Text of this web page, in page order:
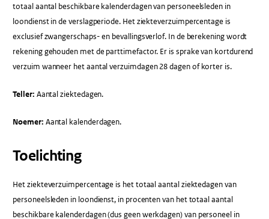
totaal aantal beschikbare kalenderdagen van personeelsleden in
loondienst in de verslagperiode. Het ziekteverzuimpercentage is
exclusief zwangerschaps- en bevallingsverlof. In de berekening wordt
rekening gehouden met de parttimefactor. Er is sprake van kortdurend
verzuim wanneer het aantal verzuimdagen 28 dagen of korter is.
Teller: Aantal ziektedagen.
Noemer: Aantal kalenderdagen.
Toelichting
Het ziekteverzuimpercentage is het totaal aantal ziektedagen van
personeelsleden in loondienst, in procenten van het totaal aantal
beschikbare kalenderdagen (dus geen werkdagen) van personeel in